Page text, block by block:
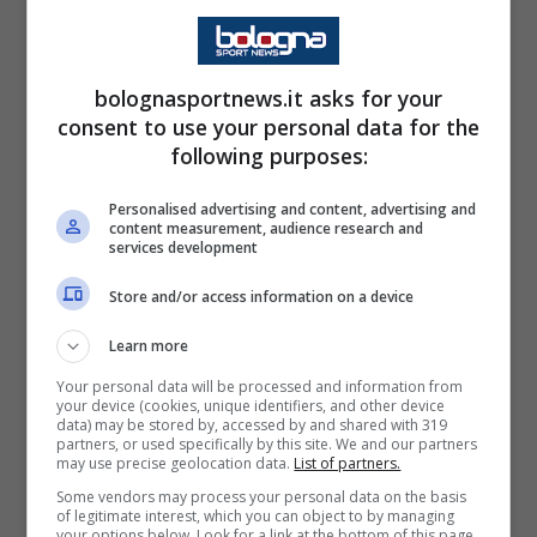
resta la concorrenza. Diversi club europei
hanno chiesto informazioni all’Atletico Madrid
e il Napoli vorrebbe garantirsi una corsia
preferenziale prima che l’asta possa
decollare. Una situazione che conferma
quanto il mercato dei centravanti sia
diventato complesso e competitivo.
In casa azzurra, però, la convinzione è forte:
un giocatore con le caratteristiche del
norvegese potrebbe offrire nuove soluzioni
offensive e aumentare il livello complessivo
della rosa. Una valutazione che nasce
dall’analisi delle ultime stagioni e dalla
bolognasportnews.it asks for your
consent to use your personal data for the
following purposes:
Personalised advertising and content, advertising and
content measurement, audience research and
services development
Store and/or access information on a device
Learn more
Your personal data will be processed and information from
your device (cookies, unique identifiers, and other device
data) may be stored by, accessed by and shared with 319
partners, or used specifically by this site. We and our partners
may use precise geolocation data. List of partners.
Some vendors may process your personal data on the basis
of legitimate interest, which you can object to by managing